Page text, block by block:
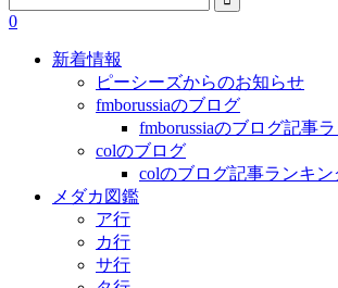
0
新着情報
ピーシーズからのお知らせ
fmborussiaのブログ
fmborussiaのブログ記事
colのブログ
colのブログ記事ランキン
メダカ図鑑
ア行
カ行
サ行